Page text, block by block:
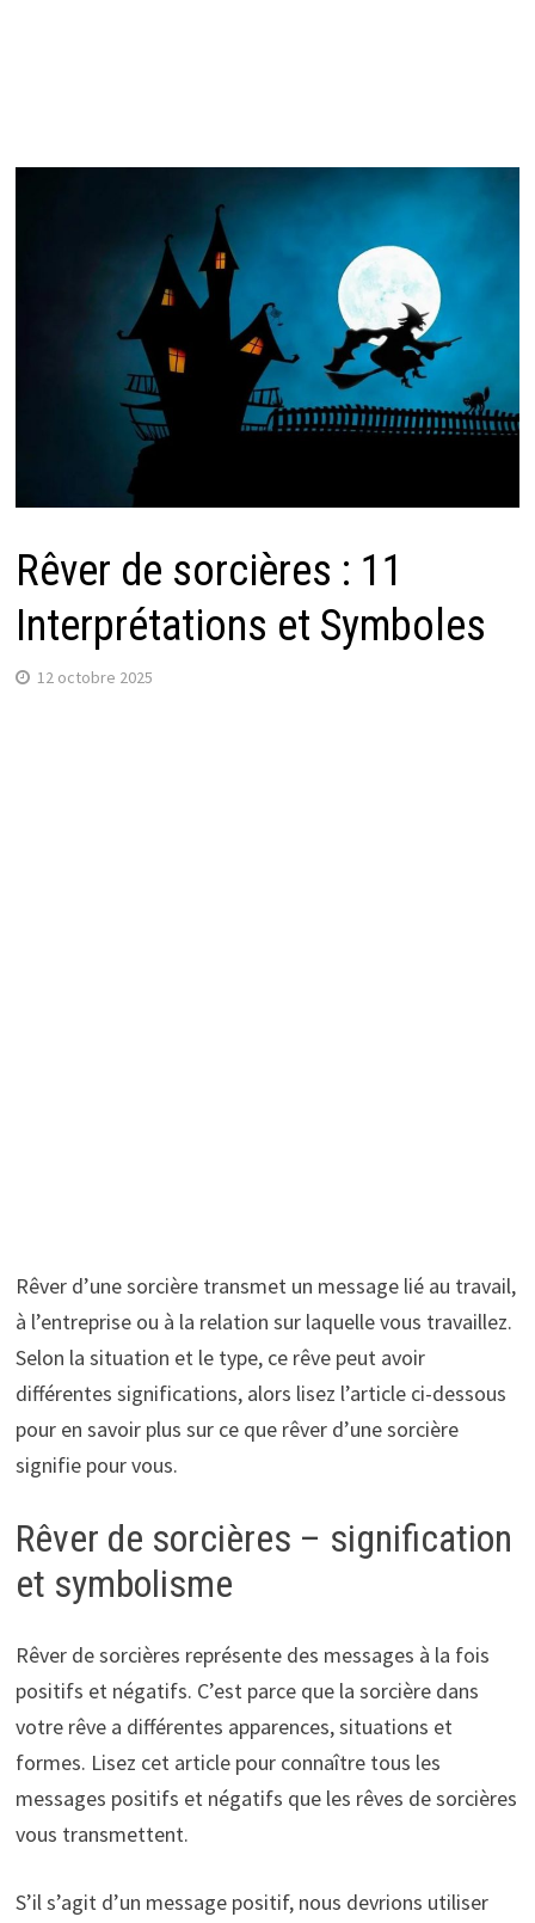
Rêver de sorcières : 11
Interprétations et Symboles
12 octobre 2025
Rêver d’une sorcière transmet un message lié au travail,
à l’entreprise ou à la relation sur laquelle vous travaillez.
Selon la situation et le type, ce rêve peut avoir
différentes significations, alors lisez l’article ci-dessous
pour en savoir plus sur ce que rêver d’une sorcière
signifie pour vous.
Rêver de sorcières – signification
et symbolisme
Rêver de sorcières représente des messages à la fois
positifs et négatifs. C’est parce que la sorcière dans
votre rêve a différentes apparences, situations et
formes. Lisez cet article pour connaître tous les
messages positifs et négatifs que les rêves de sorcières
vous transmettent.
S’il s’agit d’un message positif, nous devrions utiliser